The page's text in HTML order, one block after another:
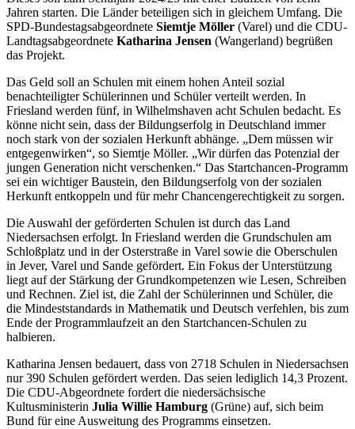
Jahren starten. Die Länder beteiligen sich in gleichem Umfang. Die
SPD-Bundestagsabgeordnete Siemtje Möller (Varel) und die CDU-
Landtagsabgeordnete Katharina Jensen (Wangerland) begrüßen
das Projekt.
Das Geld soll an Schulen mit einem hohen Anteil sozial
benachteiligter Schülerinnen und Schüler verteilt werden. In
Friesland werden fünf, in Wilhelmshaven acht Schulen bedacht. Es
könne nicht sein, dass der Bildungserfolg in Deutschland immer
noch stark von der sozialen Herkunft abhänge. „Dem müssen wir
entgegenwirken“, so Siemtje Möller. „Wir dürfen das Potenzial der
jungen Generation nicht verschenken.“ Das Startchancen-Programm
sei ein wichtiger Baustein, den Bildungserfolg von der sozialen
Herkunft entkoppeln und für mehr Chancengerechtigkeit zu sorgen.
Die Auswahl der geförderten Schulen ist durch das Land
Niedersachsen erfolgt. In Friesland werden die Grundschulen am
Schloßplatz und in der Osterstraße in Varel sowie die Oberschulen
in Jever, Varel und Sande gefördert. Ein Fokus der Unterstützung
liegt auf der Stärkung der Grundkompetenzen wie Lesen, Schreiben
und Rechnen. Ziel ist, die Zahl der Schülerinnen und Schüler, die
die Mindeststandards in Mathematik und Deutsch verfehlen, bis zum
Ende der Programmlaufzeit an den Startchancen-Schulen zu
halbieren.
Katharina Jensen bedauert, dass von 2718 Schulen in Niedersachsen
nur 390 Schulen gefördert werden. Das seien lediglich 14,3 Prozent.
Die CDU-Abgeordnete fordert die niedersächsische
Kultusministerin Julia Willie Hamburg (Grüne) auf, sich beim
Bund für eine Ausweitung des Programms einsetzen.